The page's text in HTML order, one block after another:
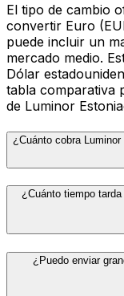
El tipo de cambio
convertir Euro
puede incluir un
mercado medio.
Dólar
tabla comparativa
de Luminor
¿Cuánto cobra
¿Cuánto tiempo
¿Puedo enviar